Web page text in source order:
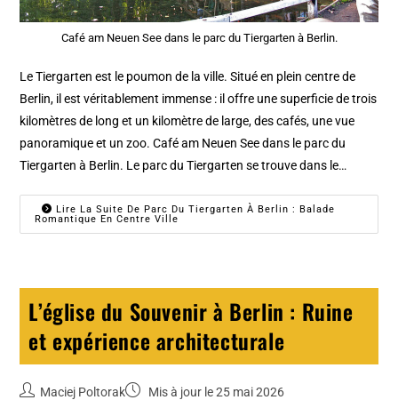
Café am Neuen See dans le parc du Tiergarten à Berlin.
Le Tiergarten est le poumon de la ville. Situé en plein centre de
Berlin, il est véritablement immense : il offre une superficie de trois
kilomètres de long et un kilomètre de large, des cafés, une vue
panoramique et un zoo. Café am Neuen See dans le parc du
Tiergarten à Berlin. Le parc du Tiergarten se trouve dans le…
Lire La Suite De Parc Du Tiergarten À Berlin : Balade
Romantique En Centre Ville
L’église du Souvenir à Berlin : Ruine
et expérience architecturale
Maciej Poltorak Mis à jour le 25 mai 2026